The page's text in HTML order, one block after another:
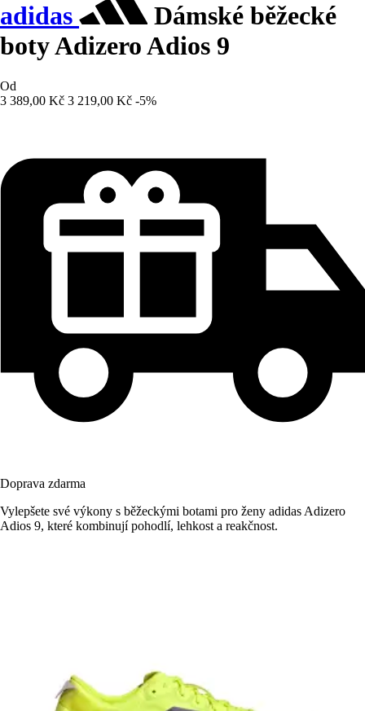
adidas
Dámské běžecké
boty Adizero Adios 9
Od
3 389,00 Kč 3 219,00 Kč -5%
Doprava zdarma
Vylepšete své výkony s běžeckými botami pro ženy adidas Adizero
Adios 9, které kombinují pohodlí, lehkost a reakčnost.